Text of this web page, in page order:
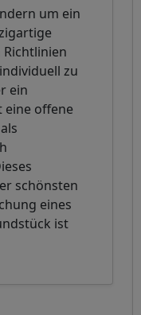
um ein
zu
ein
eine offene
schönsten
eines
ist